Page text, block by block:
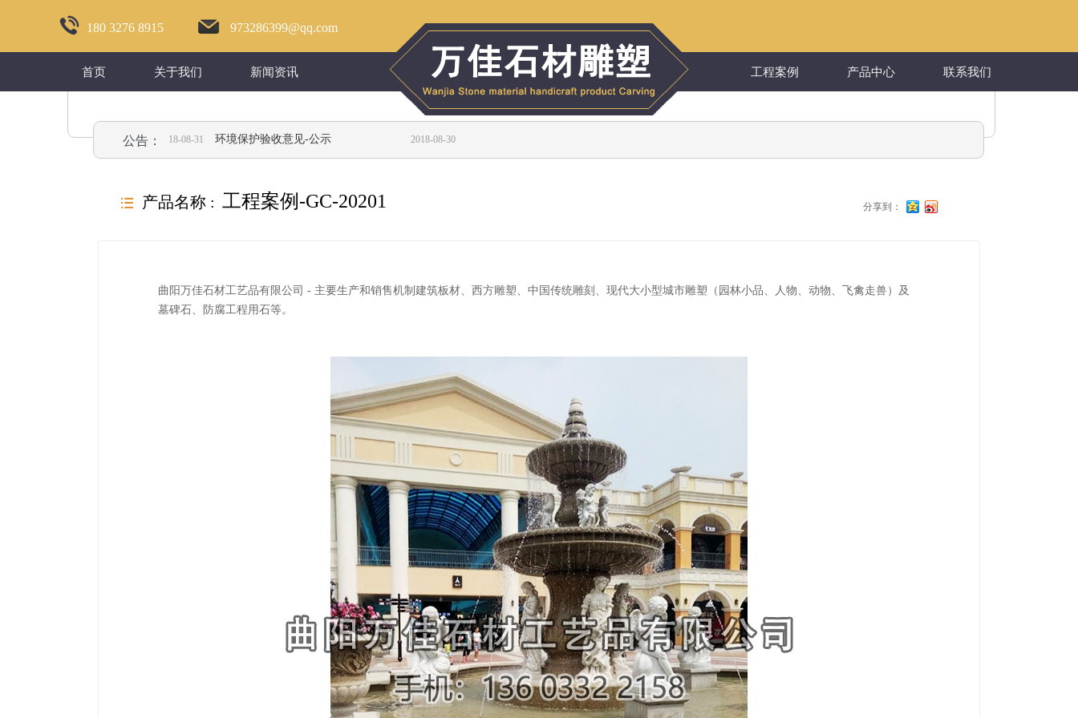
180 3276 8915 973286399@qq.com
首页 关于我们 新闻资讯 工程案例 产品中心 联系我们
www.cydk.com.cn
2018-08-31
验收监测表-公示 2018-08-30
环境保护验收意见-公示
公告：
뀑 工程案例-GC-20201 分享到：
产品名称 :
曲阳万佳石材工艺品有限公司 - 主要生产和销售机制建筑板材、西方雕塑、中国传统雕刻、现代大小型城市雕塑（园林小品、人物、动物、飞禽走兽）及
墓碑石、防腐工程用石等。